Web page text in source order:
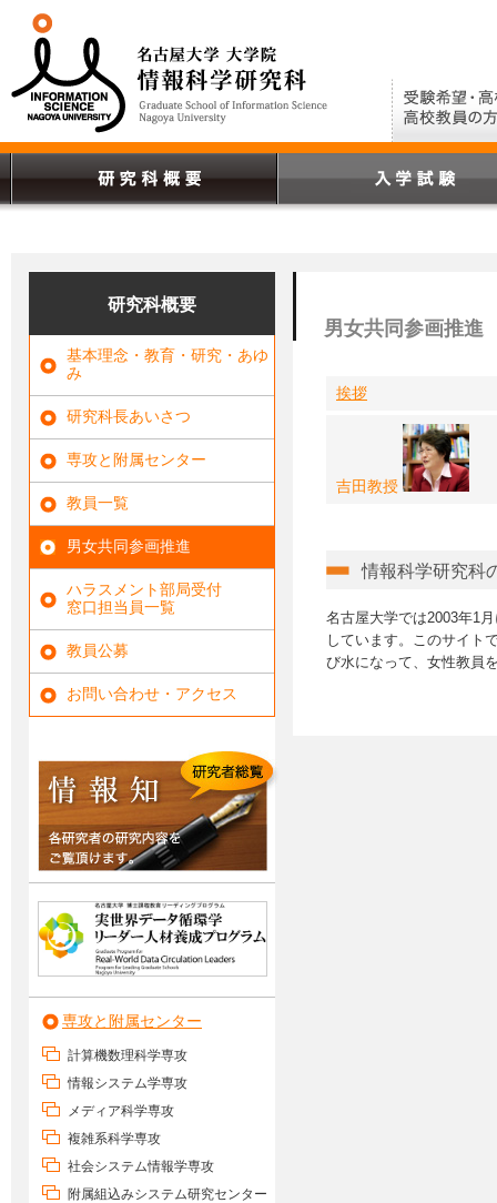
研究科概要
基本理念・教育・研究・あゆ
み
研究科長あいさつ
専攻と附属センター
教員一覧
男女共同参画推進
ハラスメント部局受付
窓口担当員一覧
教員公募
お問い合わせ・アクセス
専攻と附属センター
計算機数理科学専攻
情報システム学専攻
メディア科学専攻
複雑系科学専攻
社会システム情報学専攻
附属組込みシステム研究センター
男女共同参画推進
挨拶
吉田教授
情報科学研究科
名古屋大学では2003年1
しています。このサイト
び水になって、女性教員